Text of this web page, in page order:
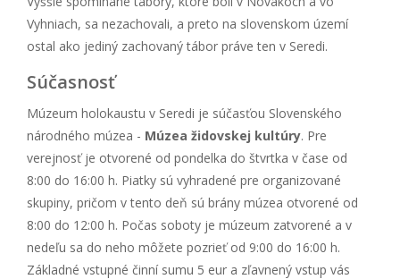
Vyhniach, sa nezachovali, a preto na slovenskom území
ostal ako jediný zachovaný tábor práve ten v Seredi.
Súčasnosť
Múzeum holokaustu v Seredi je súčasťou Slovenského
národného múzea - Múzea židovskej kultúry. Pre
verejnosť je otvorené od pondelka do štvrtka v čase od
8:00 do 16:00 h. Piatky sú vyhradené pre organizované
skupiny, pričom v tento deň sú brány múzea otvorené od
8:00 do 12:00 h. Počas soboty je múzeum zatvorené a v
nedeľu sa do neho môžete pozrieť od 9:00 do 16:00 h.
Základné vstupné činní sumu 5 eur a zľavnený vstup vás